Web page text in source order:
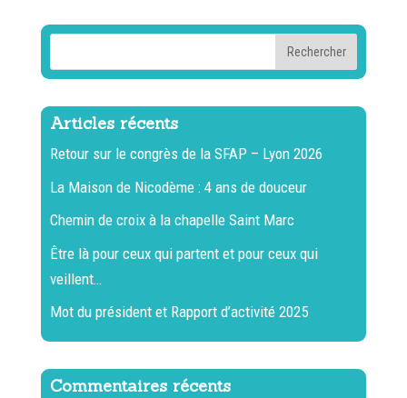
Articles récents
Retour sur le congrès de la SFAP – Lyon 2026
La Maison de Nicodème : 4 ans de douceur
Chemin de croix à la chapelle Saint Marc
Être là pour ceux qui partent et pour ceux qui
veillent…
Mot du président et Rapport d’activité 2025
Commentaires récents